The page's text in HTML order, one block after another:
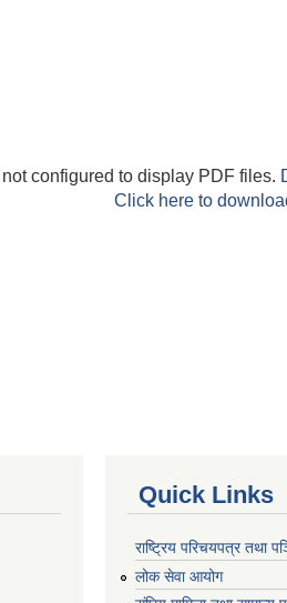
configured to display PDF files.
Click here to
Quick Links
राष्ट्रिय परिचयपत्र तथा
लोक सेवा आयोग